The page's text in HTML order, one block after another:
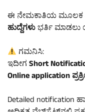
ಈ ನೇಮಕಾತಿಯ ಮೂಲಕ
ಹುದ್ದೆಗಳುಭರ್ತಿ
ಗಮನಿಸಿ:
ಇದೀಗShort
Online application
Detailed notification